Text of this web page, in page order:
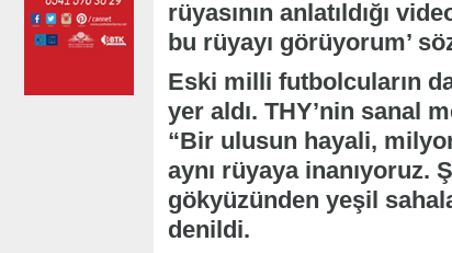
rüyasının anlatıldığı
bu rüyayı görüyorum’
Eski milli futbolcuların
yer aldı. THY’nin sanal
“Bir ulusun hayali,
aynı rüyaya inanıyoruz.
gökyüzünden yeşil
denildi.